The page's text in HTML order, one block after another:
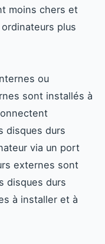
moins chers et
plus
ou
sont installés à
disques durs
via un port
externes sont
disques durs
à installer et à